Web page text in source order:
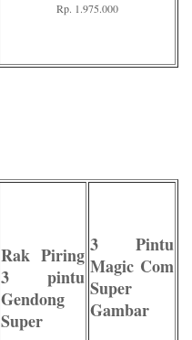
Rp. 1.975.000
Rak Piring
3 pintu
Gendong
Super
3 Pintu
Magic Com
Super
Gambar